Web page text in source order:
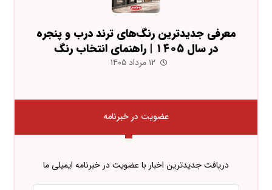
معرفی جدیدترین رنگ‌های ترند درب و پنجره
در سال ۱۴۰۵ | راهنمای انتخاب رنگ
۱۲ مرداد ۱۴۰۵
عضویت در خبرنامه
دریافت جدیدترین اخبار با عضویت در خبرنامه ایمیلی ما